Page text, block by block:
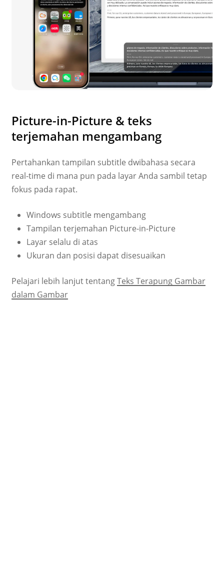
Picture-in-Picture & teks
terjemahan mengambang
Pertahankan tampilan subtitle dwibahasa secara
real-time di mana pun pada layar Anda sambil tetap
fokus pada rapat.
Windows subtitle mengambang
Tampilan terjemahan Picture-in-Picture
Layar selalu di atas
Ukuran dan posisi dapat disesuaikan
Pelajari lebih lanjut tentangTeks Terapung Gambar
dalam Gambar